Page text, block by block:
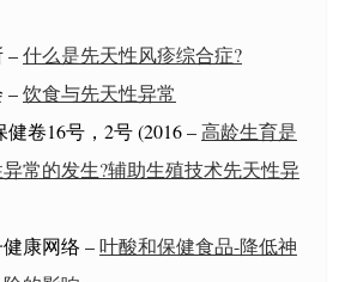
–什么是先天性风疹综合症?
–饮食与先天性异常
健卷16号，2号 (2016 –高龄生育是
常的发生?辅助生殖技术先天性异
康网络 –叶酸和保健食品-降低神